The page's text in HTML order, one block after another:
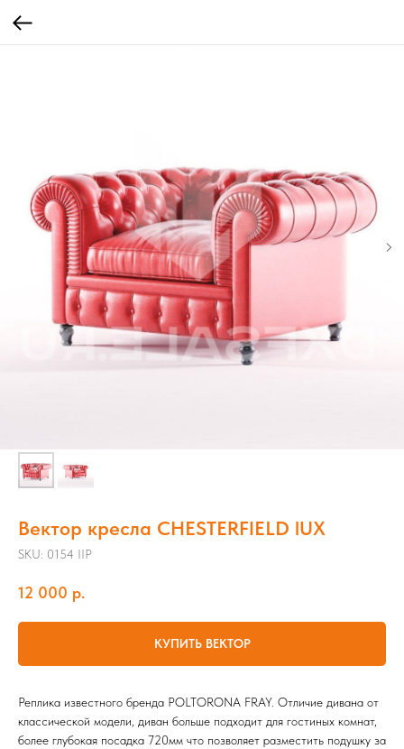
Вектор кресла CHESTERFIELD lUX
SKU: 0154 IIP
12 000 р.
КУПИТЬ ВЕКТОР
Реплика известного бренда POLTORONA FRAY. Отличие дивана от
классической модели, диван больше подходит для гостиных комнат,
более глубокая посадка 720мм что позволяет разместить подушку за